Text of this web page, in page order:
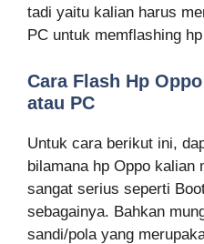
tadi yaitu kalian harus
PC untuk memflashing
Cara Flash Hp
atau PC
Untuk cara berikut ini,
bilamana hp Oppo kalian
sangat serius seperti
sebagainya. Bahkan
sandi/pola yang